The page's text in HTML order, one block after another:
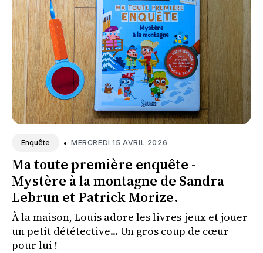
Enquête • MERCREDI 15 AVRIL 2026
Ma toute première enquête -
Mystère à la montagne de Sandra
Lebrun et Patrick Morize.
À la maison, Louis adore les livres-jeux et jouer
un petit dététective... Un gros coup de cœur
pour lui !